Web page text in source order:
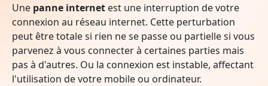
Une panne internet est une interruption de votre
connexion au réseau internet. Cette perturbation
peut être totale si rien ne se passe ou partielle si vous
parvenez à vous connecter à certaines parties mais
pas à d'autres. Ou la connexion est instable, affectant
l'utilisation de votre mobile ou ordinateur.